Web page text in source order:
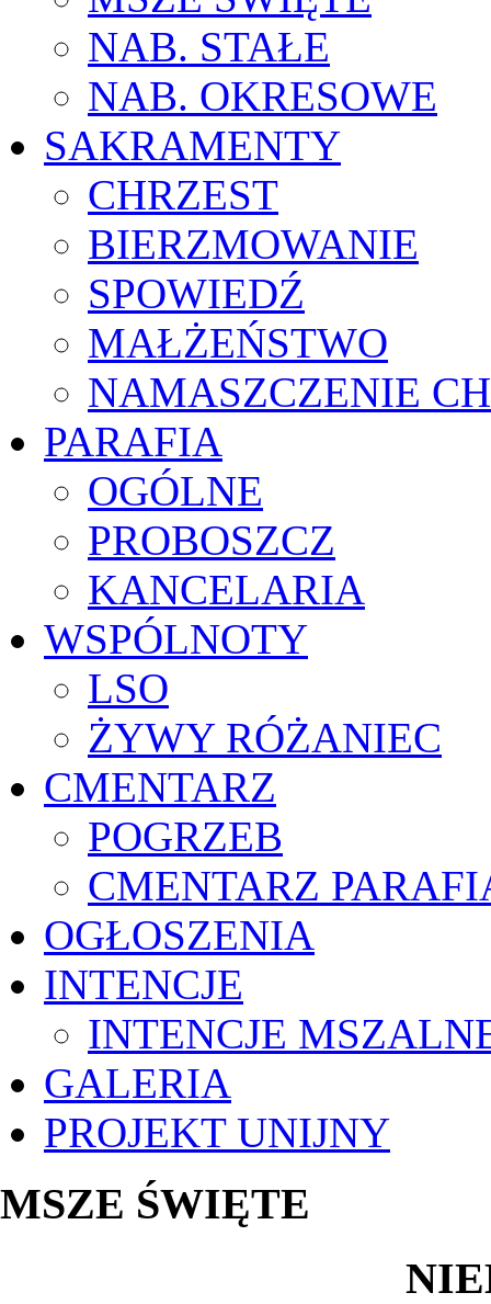
NAB. STAŁE
NAB. OKRESOWE
SAKRAMENTY
CHRZEST
BIERZMOWANIE
SPOWIEDŹ
MAŁŻEŃSTWO
NAMASZCZENIE
PARAFIA
OGÓLNE
PROBOSZCZ
KANCELARIA
WSPÓLNOTY
LSO
ŻYWY RÓŻANIEC
CMENTARZ
POGRZEB
CMENTARZ
OGŁOSZENIA
INTENCJE
INTENCJE
GALERIA
PROJEKT UNIJNY
MSZE ŚWIĘTE